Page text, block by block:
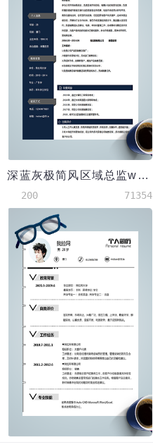
深蓝灰极简风区域总监word简历模板
200 71354